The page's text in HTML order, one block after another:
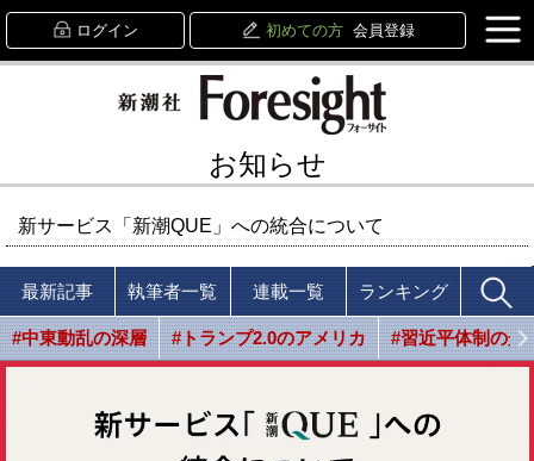
ログイン 初めての方 会員登録
お知らせ
新サービス「新潮QUE」への統合について
最新記事 執筆者一覧 連載一覧 ランキング
#中東動乱の深層 #トランプ2.0のアメリカ #習近平体制の光